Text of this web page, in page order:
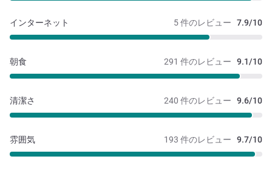
5 件のレビュー 7.9/10
インターネット
291 件のレビュー 9.1/10
朝食
240 件のレビュー 9.6/10
清潔さ
193 件のレビュー 9.7/10
雰囲気